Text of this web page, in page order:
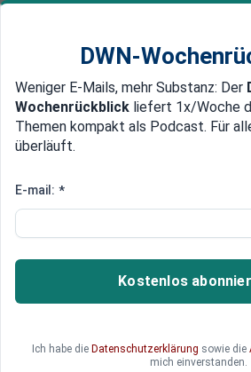
Newsticker MEIN DWN:
Edelmetalle DWN-Magazin
Venezuelas Öl: Wie
Ein Wochenende reicht, um die
Märkte zu befeuern. Während
der Börse steigen, rücken
amerikanischer Machtpolitik.
DWN-
Weniger E-Mails, mehr Substanz: Der
Wochenrückblick liefert 1x/Woche
Themen kompakt als Podcast. Für
überläuft.
E-mail: *
Kostenlos
Ich habe die Datenschutzerklärung sowie die
mich einverstanden.